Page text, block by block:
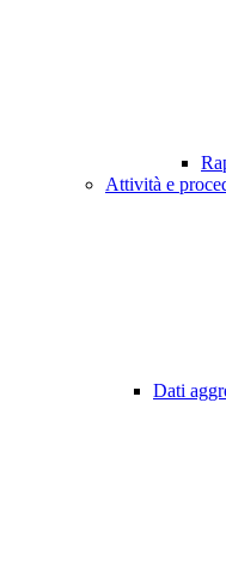
Attività e
Dati